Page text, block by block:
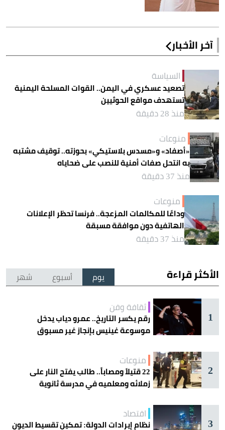
آخر الأخبار
السياسة
تصعيد عسكري في اليمن.. القوات المسلحة اليمنية
تستهدف مواقع الحوثيين
منذ 28 دقيقة
منوعات
«أصفاد» و«مسدس بلاستيكي» بحوزته.. توقيف مشتبه
به انتحل صفات أمنية للنصب على ضحاياه
منذ 37 دقيقة
منوعات
وداعًا للمكالمات المزعجة.. فرنسا تحظر الإعلانات
الهاتفية دون موافقة مسبقة
منذ 37 دقيقة
الأكثر قراءة يوم أسبوع شهر
1
ثقافة وفن
رقم يكسر التاريخ.. عمرو دياب يدخل
موسوعة غينيس بإنجاز غير مسبوق
2
منوعات
22 قتيلاً ومصاباً.. طالب يفتح النار على
زملائه ومعلميه في مدرسة ثانوية
3
اقتصاد
نظام إيرادات الدولة: تمكين تقسيط الديون